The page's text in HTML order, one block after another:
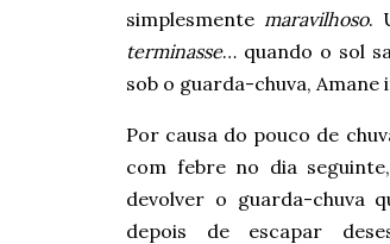
simplesmentemaravilhoso.
terminasse… quando o sol
sob o guarda-chuva, Amane
Por causa do pouco de
com febre no dia
devolver o guarda-chuva
depois de escapar